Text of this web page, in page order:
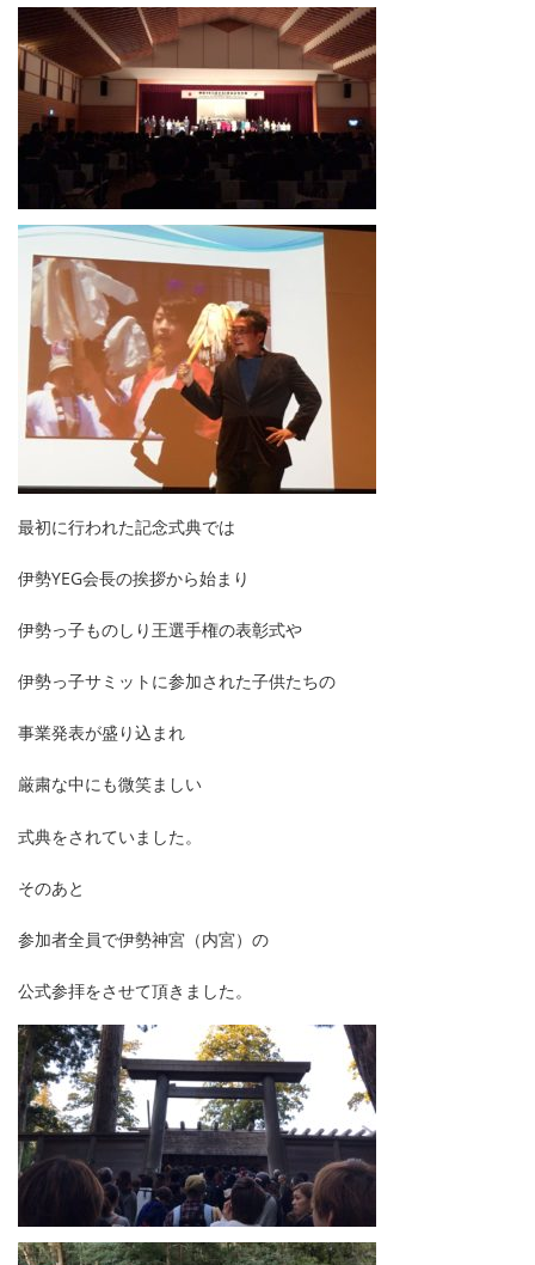
最初に行われた記念式典では
伊勢YEG会長の挨拶から始まり
伊勢っ子ものしり王選手権の表彰式や
伊勢っ子サミットに参加された子供たちの
事業発表が盛り込まれ
厳粛な中にも微笑ましい
式典をされていました。
そのあと
参加者全員で伊勢神宮（内宮）の
公式参拝をさせて頂きました。